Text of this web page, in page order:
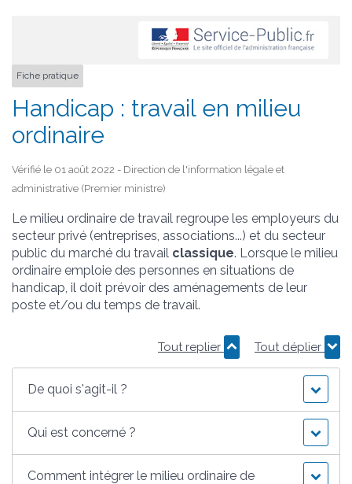
Fiche pratique
Handicap : travail en milieu
ordinaire
Vérifié le 01 août 2022 - Direction de l'information légale et
administrative (Premier ministre)
Le milieu ordinaire de travail regroupe les employeurs du
secteur privé (entreprises, associations...) et du secteur
public du marché du travail classique. Lorsque le milieu
ordinaire emploie des personnes en situations de
handicap, il doit prévoir des aménagements de leur
poste et/ou du temps de travail.
Tout replier Tout déplier
De quoi s'agit-il ?
Qui est concerné ?
Comment intégrer le milieu ordinaire de